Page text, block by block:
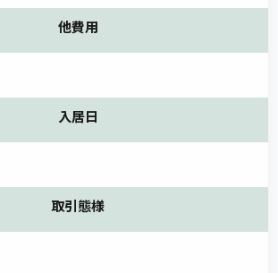
他費用
入居日
取引態様